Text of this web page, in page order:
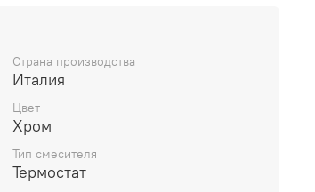
подключение 150 мм ± 12 мм;
может быть укорочена по
картридж Vernet; дивертер Citec;
2 года гарантии.
Страна производства
Италия
Цвет
Хром
Тип смесителя
Термостат